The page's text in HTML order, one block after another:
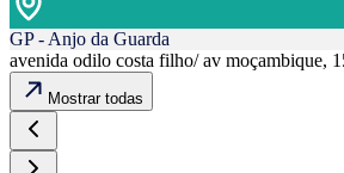
GP - Anjo da Guarda
avenida odilo costa filho/ av moçambique,
Mostrar todas